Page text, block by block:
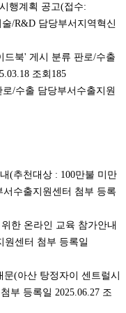
행계획 공고(접수:
/R&D 담당부서지역혁신
드북' 게시 분류 판로/수출
조회185
/수출 담당부서수출지원
(추천대상 : 100만불 미만
수출지원센터 첨부 등록
한 온라인 교육 참가안내
원센터 첨부 등록일
(아산 탕정자이 센트럴시
부 등록일 2025.06.27 조